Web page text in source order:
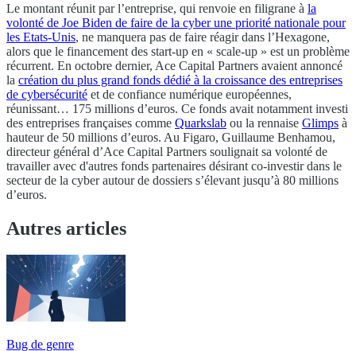
Le montant réunit par l’entreprise, qui renvoie en filigrane à la
volonté de Joe Biden de faire de la cyber une priorité nationale pour
les Etats-Unis, ne manquera pas de faire réagir dans l’Hexagone,
alors que le financement des start-up en « scale-up » est un problème
récurrent. En octobre dernier, Ace Capital Partners avaient annoncé
la création du plus grand fonds dédié à la croissance des entreprises
de cybersécurité et de confiance numérique européennes,
réunissant… 175 millions d’euros. Ce fonds avait notamment investi
des entreprises françaises comme Quarkslab ou la rennaise Glimps à
hauteur de 50 millions d’euros. Au Figaro, Guillaume Benhamou,
directeur général d’Ace Capital Partners soulignait sa volonté de
travailler avec d'autres fonds partenaires désirant co-investir dans le
secteur de la cyber autour de dossiers s’élevant jusqu’à 80 millions
d’euros.
Autres articles
Bug de genre